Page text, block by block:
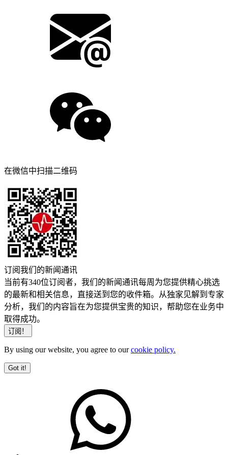
在微信中扫描二维码
订阅我们的新闻通讯
当前有340位订阅者，我们的新闻通讯每周为您提供精心挑选
的最新和相关信息，直接送到您的收件箱。从独家见解到专家
分析，我们的内容旨在为您提供宝贵的知识，帮助您在业务中
取得成功。
By using our website, you agree to ourcookie policy.
Got it!